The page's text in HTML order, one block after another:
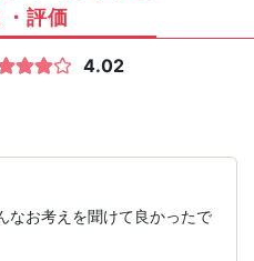
・評価
4.02
なお考えを聞けて良かったで